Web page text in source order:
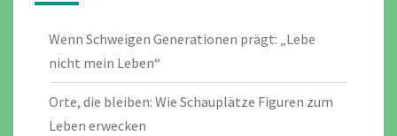
Wenn Schweigen Generationen prägt: „Lebe
nicht mein Leben“
Orte, die bleiben: Wie Schauplätze Figuren zum
Leben erwecken